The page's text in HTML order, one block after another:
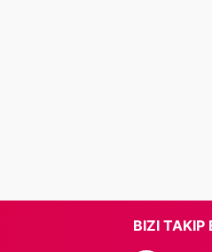
BIZI TAKIP